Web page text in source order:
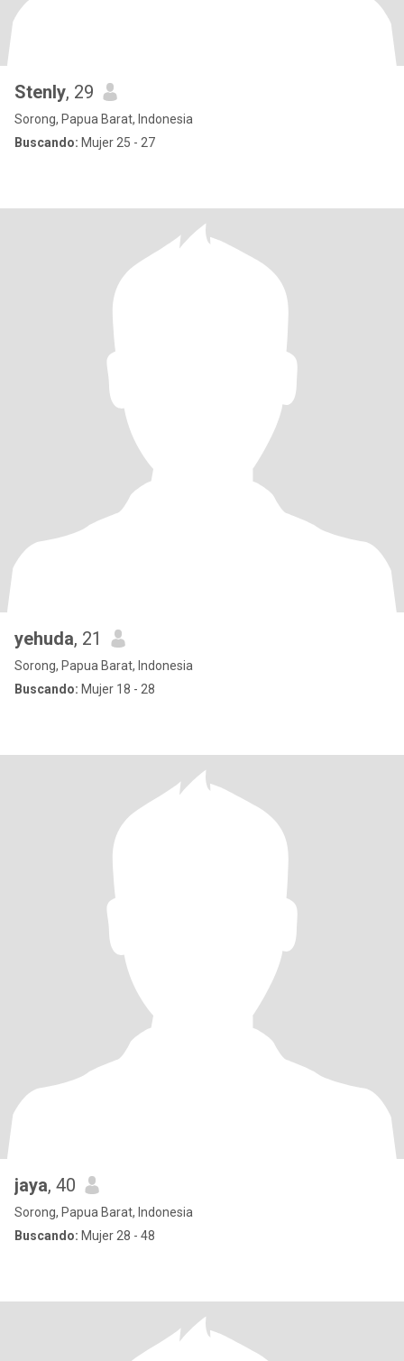
Stenly, 29
Sorong, Papua Barat, Indonesia
Buscando: Mujer 25 - 27
yehuda, 21
Sorong, Papua Barat, Indonesia
Buscando: Mujer 18 - 28
jaya, 40
Sorong, Papua Barat, Indonesia
Buscando: Mujer 28 - 48